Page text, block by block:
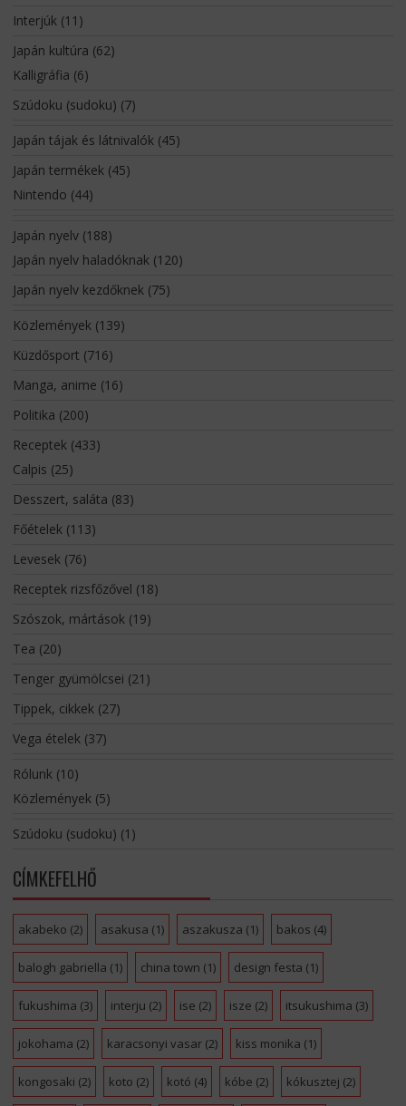
Interjúk(11)
Japán kultúra (62)
Kalligráfia (6)
Szúdoku (sudoku) (7)
Japán tájak és látnivalók(45)
Japán termékek(45)
Nintendo (44)
Japán nyelv(188)
Japán nyelv haladóknak(120)
Japán nyelv kezdőknek(75)
Közlemények(139)
Küzdősport (716)
Manga, anime (16)
Politika (200)
Receptek(433)
Calpis (25)
Desszert, saláta (83)
Főételek(113)
Levesek(76)
Receptek rizsfőzővel (18)
Szószok, mártások(19)
Tea (20)
Tenger gyümölcsei (21)
Tippek, cikkek(27)
Vega ételek(37)
Rólunk(10)
Közlemények(5)
Szúdoku (sudoku) (1)
CÍMKEFELHŐ
akabeko (2) asakusa (1) aszakusza (1) bakos (4)
balogh gabriella (1) china town (1) design festa (1)
fukushima (3) interju (2) ise (2) isze (2) itsukushima (3)
jokohama (2) karacsonyi vasar(2) kiss monika (1)
kongosaki (2) koto (2) kotó (4) kóbe (2) kókusztej (2)